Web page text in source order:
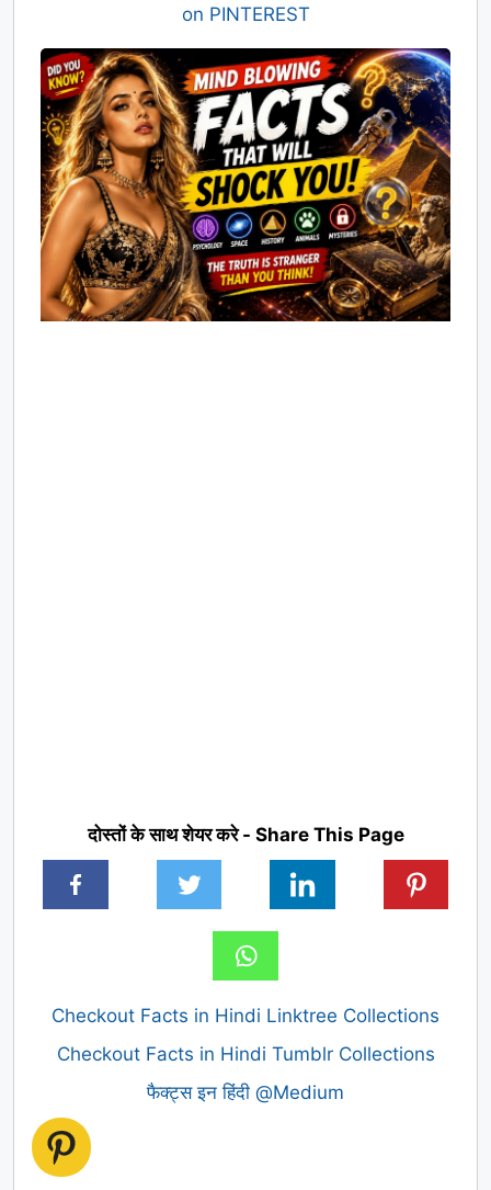
on PINTEREST
दोस्तों के साथ शेयर करे - Share This Page
Checkout Facts in Hindi Linktree Collections
Checkout Facts in Hindi Tumblr Collections
फैक्ट्स इन हिंदी @Medium
Pinterest